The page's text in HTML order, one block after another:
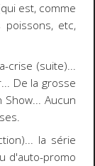
est, comme
etc,
crise (suite)...
De la grosse
Aucun
... la série
d'auto-promo